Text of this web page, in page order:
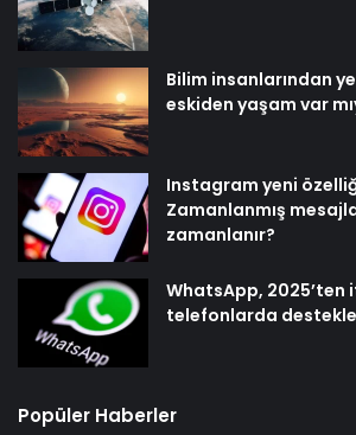
Bilim insanlarından
eskiden yaşam var
Instagram yeni
Zamanlanmış
zamanlanır?
WhatsApp, 2025’ten
telefonlarda
Popüler Haberler